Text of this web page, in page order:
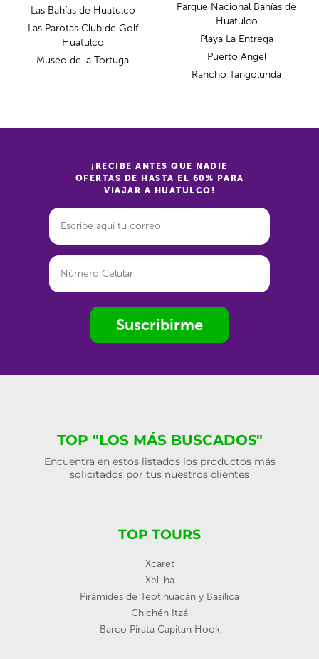
Las Bahías de Huatulco
Las Parotas Club de Golf
Huatulco
Museo de la Tortuga
Parque Nacional Bahías de
Huatulco
Playa La Entrega
Puerto Ángel
Rancho Tangolunda
¡RECIBE ANTES QUE NADIE
OFERTAS DE HASTA EL 60% PARA
VIAJAR A HUATULCO!
Suscribirme
TOP "LOS MÁS BUSCADOS"
Encuentra en estos listados los productos más
solicitados por tus nuestros clientes
TOP TOURS
Xcaret
Xel-ha
Pirámides de Teotihuacán y Basílica
Chichén Itzá
Barco Pirata Capitan Hook